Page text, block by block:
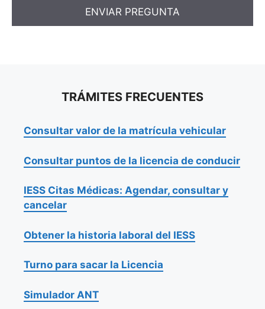
TRÁMITES FRECUENTES
Consultar valor de la matrícula vehicular
Consultar puntos de la licencia de conducir
IESS Citas Médicas: Agendar, consultar y
cancelar
Obtener la historia laboral del IESS
Turno para sacar la Licencia
Simulador ANT